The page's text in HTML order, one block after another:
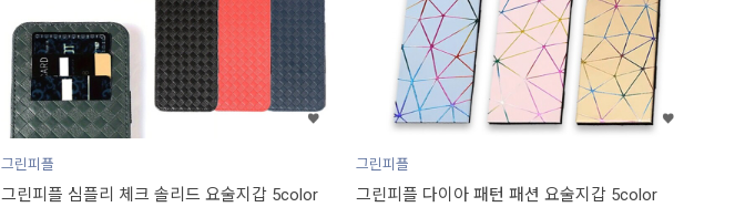
그린피플
그린피플 심플리 체크 솔리드 요술지갑 5color
그린피플
그린피플 다이아 패턴 패션 요술지갑 5color